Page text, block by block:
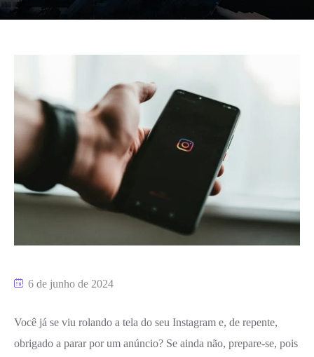
6 de junho de 2024
Você já se viu rolando a tela do seu Instagram e, de repente,
obrigado a parar por um anúncio? Se ainda não, prepare-se, pois